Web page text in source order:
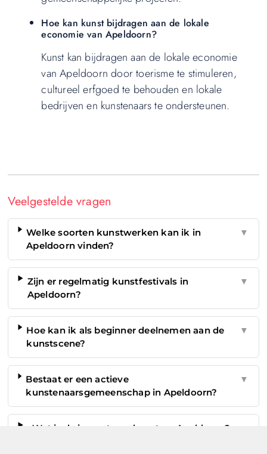
Hoe kan kunst bijdragen aan de lokale
economie van Apeldoorn?
Kunst kan bijdragen aan de lokale economie
van Apeldoorn door toerisme te stimuleren,
cultureel erfgoed te behouden en lokale
bedrijven en kunstenaars te ondersteunen.
Veelgestelde vragen
Welke soorten kunstwerken kan ik in
Apeldoorn vinden?
▼
Zijn er regelmatig kunstfestivals in
Apeldoorn?
▼
Hoe kan ik als beginner deelnemen aan de
kunstscene?
▼
Bestaat er een actieve
kunstenaarsgemeenschap in Apeldoorn?
▼
Wat is de impact van kunst op Apeldoorn?